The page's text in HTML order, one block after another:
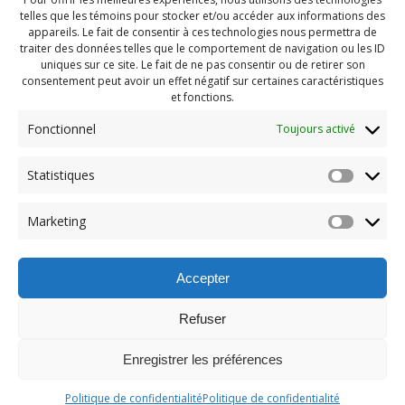
telles que les témoins pour stocker et/ou accéder aux informations des
appareils. Le fait de consentir à ces technologies nous permettra de
traiter des données telles que le comportement de navigation ou les ID
uniques sur ce site. Le fait de ne pas consentir ou de retirer son
consentement peut avoir un effet négatif sur certaines caractéristiques
et fonctions.
Fonctionnel Toujours activé
Statistiques
Marketing
Accepter
Refuser
Enregistrer les préférences
Politique de confidentialitéPolitique de confidentialité
Navigation
de
l'article
Previous
Pendragon Mai 2023 (69)
© 2026 Maison des Jeunes de Boucherville.